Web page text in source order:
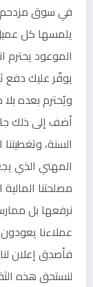
في سوق مزدحم
يلمسها كل
الموعود يحترم
يوفّر عليك
ويُحترم بعده
أضف إلى ذلك
السنة،
المهني الذي
مصلحتنا
نرفعها بل
عملاءنا
فأصدق إعلان
لنستحق هذه